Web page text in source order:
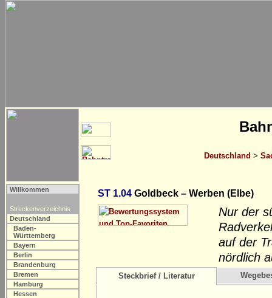
Deutschland >
Willkommen
Streckenverzeichnis
Deutschland
Baden-
Württemberg
Bayern
Berlin
Brandenburg
Bremen
Hamburg
Hessen
ST 1.04 Goldbeck – Werben (Elbe)
Nur der
auf der
nördlich
Steckbrief / Literatur